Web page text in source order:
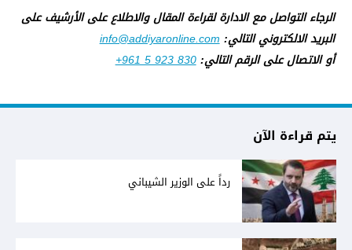
الرجاء التواصل مع الادارة لقراءة المقال والاطلاع على الأرشيف على
البريد الالكتروني التالي:info@addiyaronline.com
أو الاتصال على الرقم التالي:+961 5 923 830
يتم قراءة الآن
رداً على الوزير الشيباني